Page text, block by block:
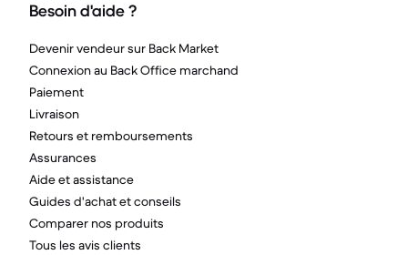
Besoin d'aide ?
Devenir vendeur sur Back Market
Connexion au Back Office marchand
Paiement
Livraison
Retours et remboursements
Assurances
Aide et assistance
Guides d'achat et conseils
Comparer nos produits
Tous les avis clients